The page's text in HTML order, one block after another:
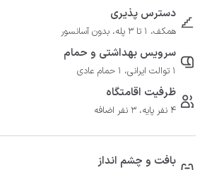
دسترس پذیری
همکف، 1 تا 3 پله، بدون آسانسور
سرویس بهداشتی و حمام
1 توالت ایرانی، 1 حمام عادی
ظرفیت اقامتگاه
4 نفر پایه، 3 نفر اضافه
بافت و چشم انداز